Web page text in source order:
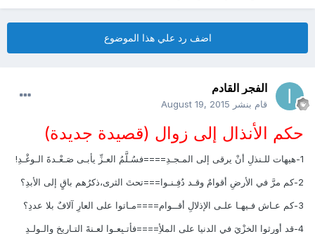
اضف رد علي هذا الموضوع
الفجر القادم
قام بنشر August 19, 2015
حكم الأنذال إلى زوال (قصيدة جديدة)
2-كم مرَّ في الأرضِ أقوامٌ وقـد دُفِـنـوا===تحتَ الثرى،ذكرُهم باقٍ إلى الأبدِ؟
3-كم عـاش فـيهـا علـى الإذلالِ أقــوام====مـاتوا على العارِ آلافٌ بلا عددِ؟
4-قد أورثوا الخزْيَ في الدنيا على الملأِ====فأتـبِعـوا لعـنةَ التـاريخِ والـولـدِ